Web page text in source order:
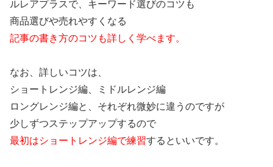
ルレアプラスで、キーワード選びのコツも
商品選びや売れやすくなる
記事の書き方のコツも詳しく学べます。
なお、詳しいコツは、
ショートレンジ編、ミドルレンジ編
ロングレンジ編と、それぞれ微妙に違うのですが
少しずつステップアップするので
最初はショートレンジ編で練習するといいです。